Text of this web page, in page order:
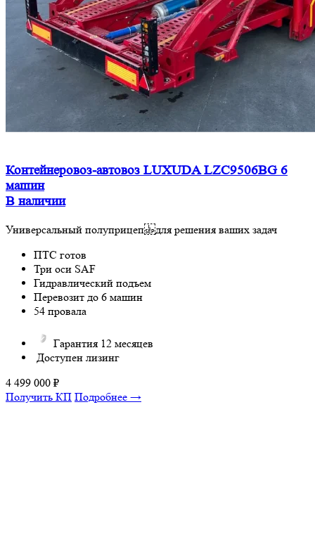
Контейнеровоз-автовоз LUXUDA LZC9506BG 6
машин
В наличии
Универсальный полуприцеп для решения ваших задач
ПТС готов
Три оси SAF
Гидравлический подъем
Перевозит до 6 машин
54 провала
Гарантия 12 месяцев
Доступен лизинг
4 499 000 ₽
Получить КП Подробнее →